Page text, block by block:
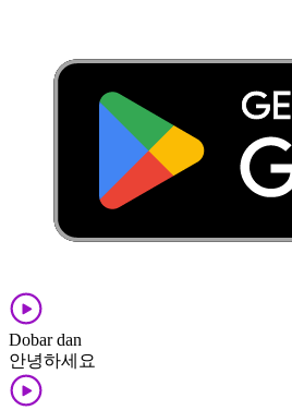
Dobar dan
안녕하세요